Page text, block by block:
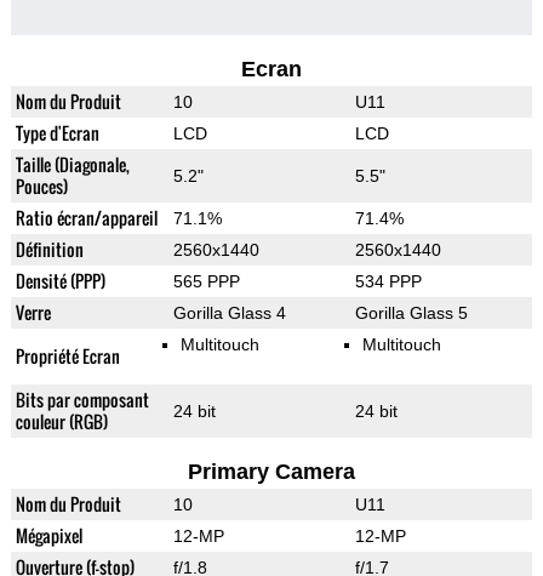
Ecran
Nom du Produit 10 U11
Type d'Ecran LCD LCD
Taille (Diagonale,
Pouces)
5.2" 5.5"
Ratio écran/appareil 71.1% 71.4%
Définition 2560x1440 2560x1440
Densité (PPP) 565 PPP 534 PPP
Verre Gorilla Glass 4 Gorilla Glass 5
Propriété Ecran Multitouch Multitouch
Bits par composant
couleur (RGB)
24 bit 24 bit
Primary Camera
Nom du Produit 10 U11
Mégapixel 12-MP 12-MP
Ouverture (f-stop) f/1.8 f/1.7